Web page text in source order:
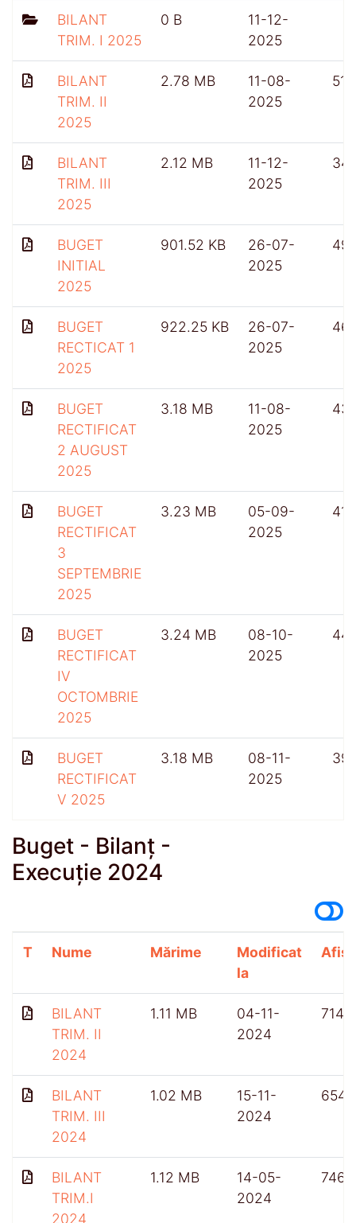
BILANT
TRIM. I 2025
0 B
11-12-
2025
BILANT
TRIM. II
2025
2.78 MB
11-08-
2025
518
BILANT
TRIM. III
2025
2.12 MB
11-12-
2025
BUGET
INITIAL
2025
901.52 KB
26-07-
2025
BUGET
RECTICAT 1
2025
922.25 KB
26-07-
2025
BUGET
RECTIFICAT
2 AUGUST
2025
3.18 MB
11-08-
2025
431
BUGET
RECTIFICAT
3
SEPTEMBRIE
2025
3.23 MB
05-09-
2025
415
BUGET
RECTIFICAT
IV
OCTOMBRIE
2025
3.24 MB
08-10-
2025
441
BUGET
RECTIFICAT
V 2025
3.18 MB
08-11-
2025
Buget - Bilanț -
Execuție 2024
T Nume Mărime
Modificat
la
BILANT
TRIM. II
2024
1.11 MB
04-11-
2024
714
BILANT
TRIM. III
2024
1.02 MB
15-11-
2024
654
BILANT
TRIM.I
2024
1.12 MB
14-05-
2024
746